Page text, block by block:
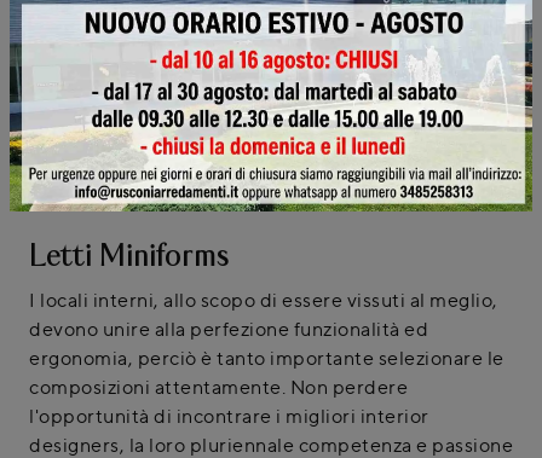
Outlet
Letti Miniforms
I locali interni, allo scopo di essere vissuti al meglio,
devono unire alla perfezione funzionalità ed
ergonomia, perciò è tanto importante selezionare le
composizioni attentamente. Non perdere
l'opportunità di incontrare i migliori interior
designers, la loro pluriennale competenza e passione